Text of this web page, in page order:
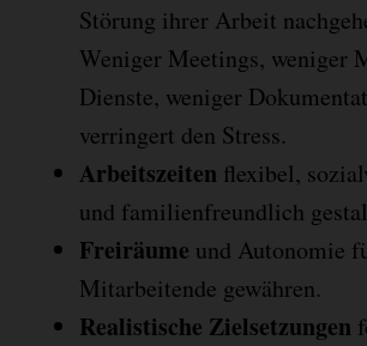
Störung ihrer Arbeit
Weniger Meetings, weniger
Dienste, weniger
verringert den Stress.
Arbeitszeiten flexibel,
und familienfreundlich
Freiräume und Autonomie
Mitarbeitende gewähren.
Realistische Zielsetzungen